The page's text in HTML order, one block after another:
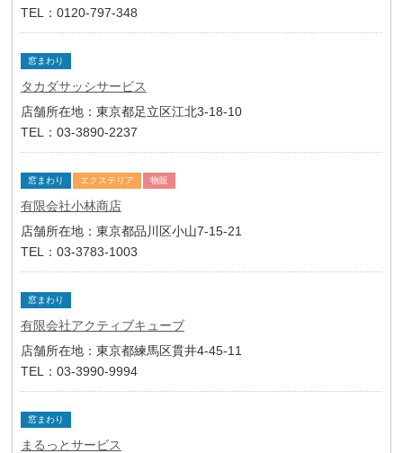
TEL：0120-797-348
窓まわり
タカダサッシサービス
店舗所在地：東京都足立区江北3-18-10
TEL：03-3890-2237
窓まわり エクステリア 物販
有限会社小林商店
店舗所在地：東京都品川区小山7-15-21
TEL：03-3783-1003
窓まわり
有限会社アクティブキューブ
店舗所在地：東京都練馬区貫井4-45-11
TEL：03-3990-9994
窓まわり
まるっとサービス